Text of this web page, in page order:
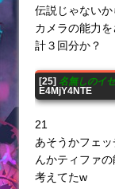
伝説じゃない
カメラの能力を
計３回分か？
[25] 名無しのイ
E4MjY4NTE
21
あそうかフェ
んかティファ
考えてたw